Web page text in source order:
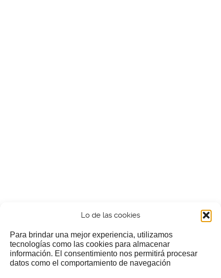
Lo de las cookies
Para brindar una mejor experiencia, utilizamos
tecnologías como las cookies para almacenar
información. El consentimiento nos permitirá procesar
datos como el comportamiento de navegación
¿Nos invitas a un cafecillo?